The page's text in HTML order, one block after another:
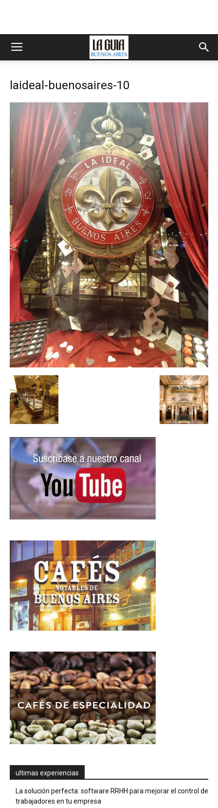
laideal-buenosaires-10
ultimas experiencias
La solución perfecta: software RRHH para mejorar el control de
trabajadores en tu empresa